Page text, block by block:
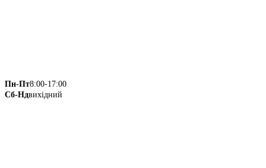
Пн-Пт8:00-17:00
Сб-Ндвихідний